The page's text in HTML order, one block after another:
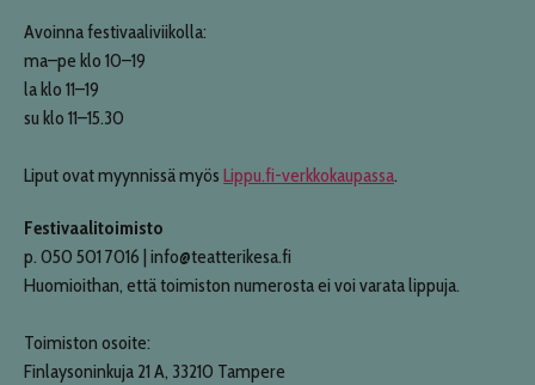
Avoinna festivaaliviikolla:
ma–pe klo 10–19
la klo 11–19
su klo 11–15.30
Liput ovat myynnissä myös Lippu.fi-verkkokaupassa.
Festivaalitoimisto
p. 050 501 7016 | info@teatterikesa.fi
Huomioithan, että toimiston numerosta ei voi varata lippuja.
Toimiston osoite:
Finlaysoninkuja 21 A, 33210 Tampere